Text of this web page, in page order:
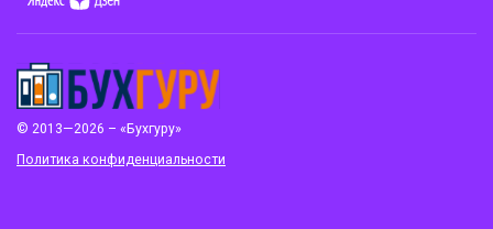
© 2013—2026 – «Бухгуру»
Политика конфиденциальности